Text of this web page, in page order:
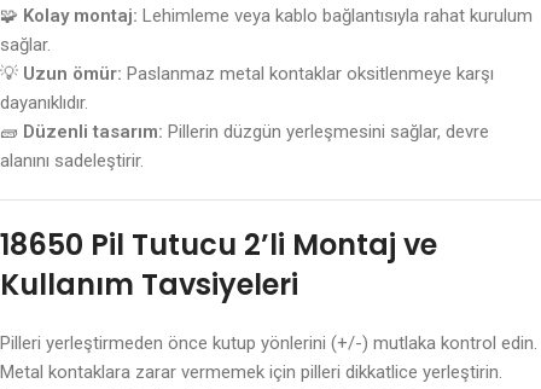
🧩 Kolay montaj: Lehimleme veya kablo bağlantısıyla rahat kurulum
sağlar.
💡 Uzun ömür: Paslanmaz metal kontaklar oksitlenmeye karşı
dayanıklıdır.
🧱 Düzenli tasarım: Pillerin düzgün yerleşmesini sağlar, devre
alanını sadeleştirir.
18650 Pil Tutucu 2’li Montaj ve
Kullanım Tavsiyeleri
Pilleri yerleştirmeden önce kutup yönlerini (+/-) mutlaka kontrol edin.
Metal kontaklara zarar vermemek için pilleri dikkatlice yerleştirin.